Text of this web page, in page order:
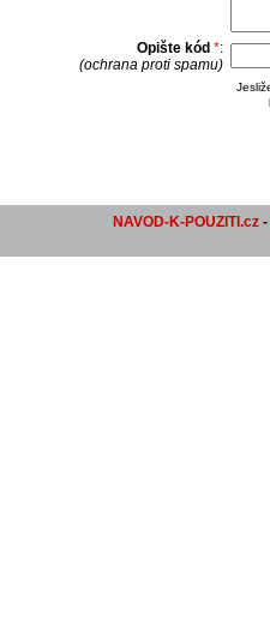
Opište kód *:
(ochrana proti spamu)
NAVOD-K-POUZITI.cz